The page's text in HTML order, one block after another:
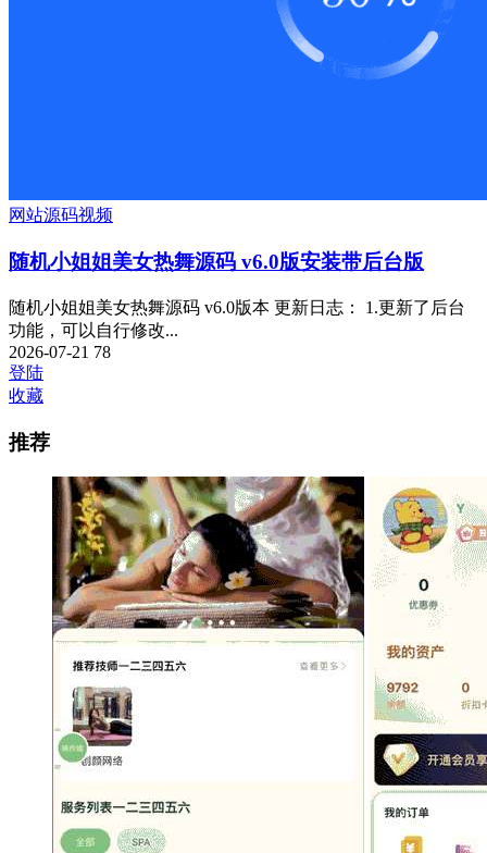
网站源码视频
随机小姐姐美女热舞源码 v6.0版安装带后台版
随机小姐姐美女热舞源码 v6.0版本 更新日志： 1.更新了后台
功能，可以自行修改...
2026-07-21 78
登陆
收藏
推荐